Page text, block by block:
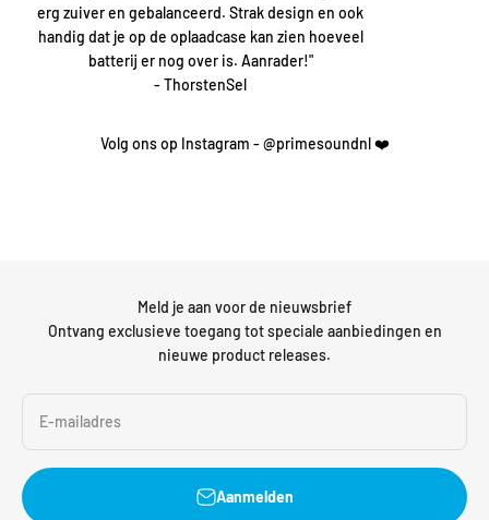
erg zuiver en gebalanceerd. Strak design en ook
handig dat je op de oplaadcase kan zien hoeveel
batterij er nog over is. Aanrader!"
- ThorstenSel
Volg ons op Instagram - @primesoundnl ❤️
Meld je aan voor de nieuwsbrief
Ontvang exclusieve toegang tot speciale aanbiedingen en
nieuwe product releases.
E-mailadres
Aanmelden